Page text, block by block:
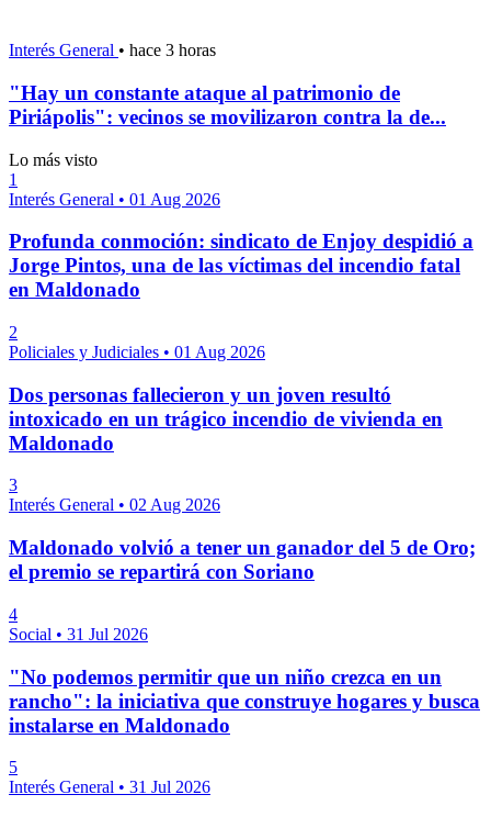
Interés General • hace 3 horas
"Hay un constante ataque al patrimonio de
Piriápolis": vecinos se movilizaron contra la de...
Lo más visto
1
Interés General • 01 Aug 2026
Profunda conmoción: sindicato de Enjoy despidió a
Jorge Pintos, una de las víctimas del incendio fatal
en Maldonado
2
Policiales y Judiciales • 01 Aug 2026
Dos personas fallecieron y un joven resultó
intoxicado en un trágico incendio de vivienda en
Maldonado
3
Interés General • 02 Aug 2026
Maldonado volvió a tener un ganador del 5 de Oro;
el premio se repartirá con Soriano
4
Social • 31 Jul 2026
"No podemos permitir que un niño crezca en un
rancho": la iniciativa que construye hogares y busca
instalarse en Maldonado
5
Interés General • 31 Jul 2026